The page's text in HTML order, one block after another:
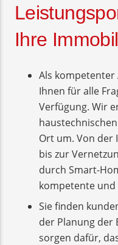
Ihre
Als
Ihnen für alle
Verfügung. Wir
Ort um. Von der
bis zur
durch Smart-
kompetente und
Sie finden
der Planung der
sorgen dafür,